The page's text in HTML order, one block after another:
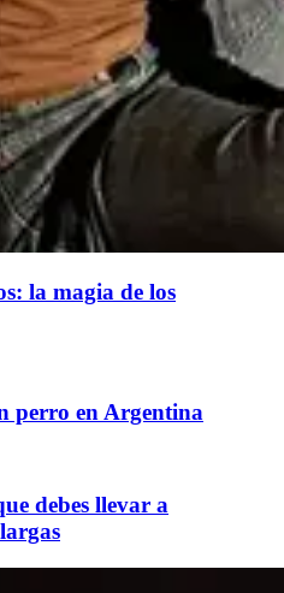
la magia de los
perro en Argentina
debes llevar a